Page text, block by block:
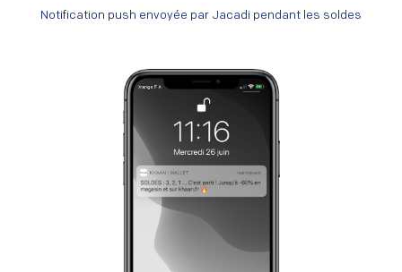
Notification push envoyée par Jacadi pendant les soldes